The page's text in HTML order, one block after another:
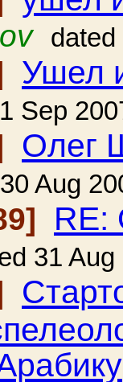
dated
Ушел
Sep
Олег
Aug
RE:
31 Aug